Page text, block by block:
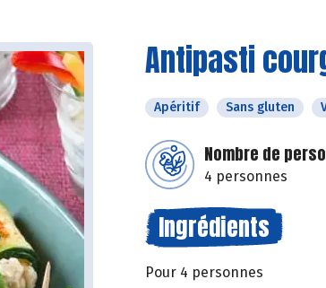
Antipasti
Apéritif Sans gluten
Nombre de
4 personnes
Ingrédients
Pour 4 personnes